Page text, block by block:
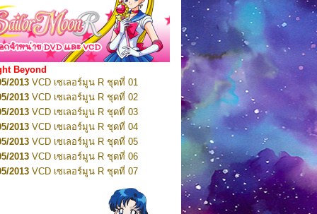
2012VCD เซเลอร์มูน ชุดที่ 11
2012VCD เซเลอร์มูน ชุดที่ 12
2012VCD เซเลอร์มูน ชุดที่ 13
2012VCD เซเลอร์มูน ชุดที่ 14
2012 VCD เซเลอร์มูน ชุดที่ 15
VCD เซเลอร์มูน ชุดที่ 16
VCD เซเลอร์มูน ชุดที่ 17
VCD เซเลอร์มูน ชุดที่ 18
VCD เซเลอร์มูน ชุดที่ 19
VCD เซเลอร์มูน ชุดที่ 20
VCD เซเลอร์มูน ชุดที่ 21
VCD เซเลอร์มูน ชุดที่ 22
VCD เซเลอร์มูน ชุดที่ 23
DVD เซเลอร์มูน ชุดที่ 01
Beyond
2013 VCD เซเลอร์มูน R ชุดที่ 01
2013 VCD เซเลอร์มูน R ชุดที่ 02
2013 VCD เซเลอร์มูน R ชุดที่ 03
2013 VCD เซเลอร์มูน R ชุดที่ 04
2013 VCD เซเลอร์มูน R ชุดที่ 05
2013 VCD เซเลอร์มูน R ชุดที่ 06
2013 VCD เซเลอร์มูน R ชุดที่ 07
VCD เซเลอร์มูน R ชุดที่ 08
VCD เซเลอร์มูน R ชุดที่ 09